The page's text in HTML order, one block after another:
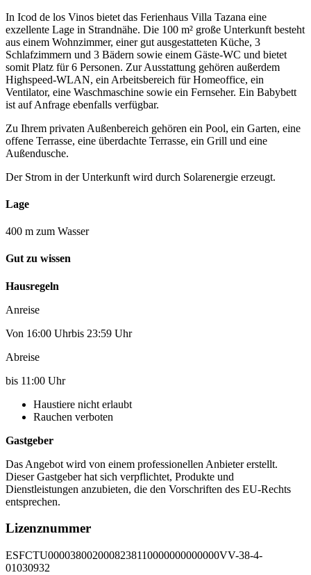
In Icod de los Vinos bietet das Ferienhaus Villa Tazana eine
exzellente Lage in Strandnähe. Die 100 m² große Unterkunft besteht
aus einem Wohnzimmer, einer gut ausgestatteten Küche, 3
Schlafzimmern und 3 Bädern sowie einem Gäste-WC und bietet
somit Platz für 6 Personen. Zur Ausstattung gehören außerdem
Highspeed-WLAN, ein Arbeitsbereich für Homeoffice, ein
Ventilator, eine Waschmaschine sowie ein Fernseher. Ein Babybett
ist auf Anfrage ebenfalls verfügbar.
Zu Ihrem privaten Außenbereich gehören ein Pool, ein Garten, eine
offene Terrasse, eine überdachte Terrasse, ein Grill und eine
Außendusche.
Der Strom in der Unterkunft wird durch Solarenergie erzeugt.
Lage
400 m zum Wasser
Gut zu wissen
Hausregeln
Anreise
Von 16:00 Uhrbis 23:59 Uhr
Abreise
bis 11:00 Uhr
Haustiere nicht erlaubt
Rauchen verboten
Gastgeber
Das Angebot wird von einem professionellen Anbieter erstellt.
Dieser Gastgeber hat sich verpflichtet, Produkte und
Dienstleistungen anzubieten, die den Vorschriften des EU-Rechts
entsprechen.
Lizenznummer
ESFCTU0000380020008238110000000000000VV-38-4-
01030932